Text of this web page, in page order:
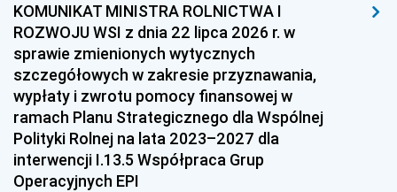
KOMUNIKAT MINISTRA ROLNICTWA I
ROZWOJU WSI z dnia 22 lipca 2026 r. w
sprawie zmienionych wytycznych
szczegółowych w zakresie przyznawania,
wypłaty i zwrotu pomocy finansowej w
ramach Planu Strategicznego dla Wspólnej
Polityki Rolnej na lata 2023–2027 dla
interwencji I.13.5 Współpraca Grup
Operacyjnych EPI